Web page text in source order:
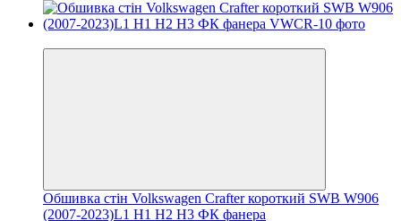
Обшивка стін Volkswagen Crafter короткий SWB W906
(2007-2023)L1 H1 H2 H3 ФК фанера